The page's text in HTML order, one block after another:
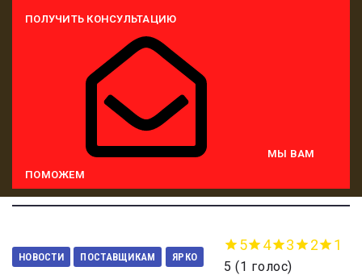
ПОЛУЧИТЬ КОНСУЛЬТАЦИЮ
МЫ ВАМ
ПОМОЖЕМ
НОВОСТИ ПОСТАВЩИКАМ ЯРКО
5 4 3 2 1
5 (1 голос)